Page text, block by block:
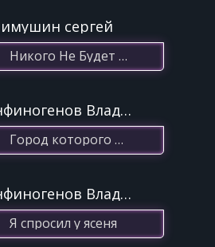
Весны
сергей
Никого Не Будет В Доме_358(30.12.2020 21:53)
Анфиногенов Владимир
Город которого нет
Анфиногенов Владимир
Я спросил у ясеня